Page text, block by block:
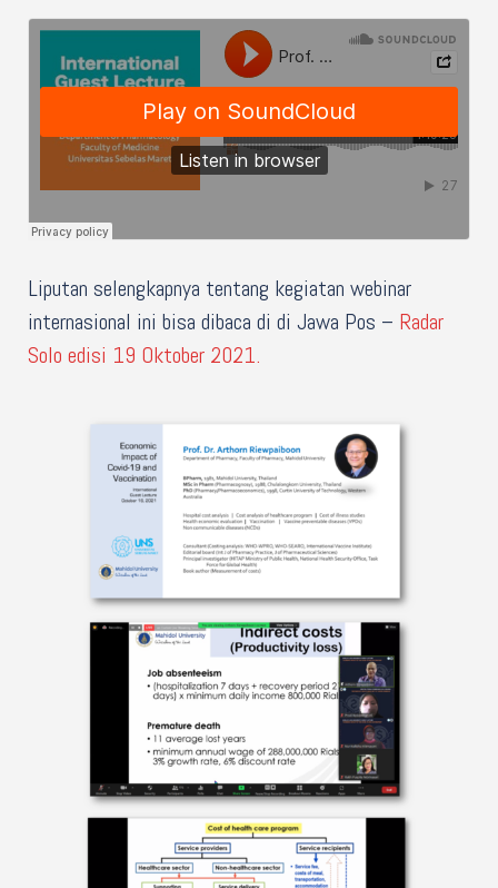
Liputan selengkapnya tentang kegiatan webinar
internasional ini bisa dibaca di di Jawa Pos – Radar
Solo edisi 19 Oktober 2021.